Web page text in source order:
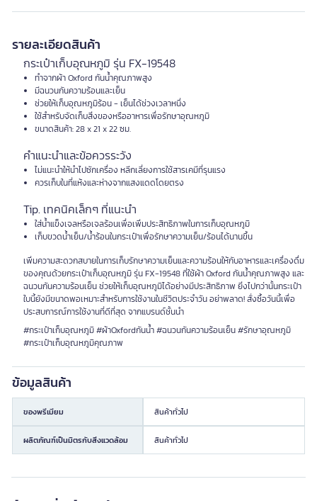
รายละเอียดสินค้า
กระเป๋าเก็บอุณหภูมิ รุ่น FX-19548
ทำจากผ้า Oxford กันน้ำคุณภาพสูง
มีฉนวนกันความร้อนและเย็น
ช่วยให้เก็บอุณหภูมิร้อน - เย็นได้ช่วงเวลาหนึ่ง
ใช้สำหรับจัดเก็บสิ่งของหรืออาหารเพื่อรักษาอุณหภูมิ
ขนาดสินค้า: 28 x 21 x 22 ซม.
คำแนะนำและข้อควรระวัง
ไม่แนะนำให้นำไปซักเครื่อง หลีกเลี่ยงการใช้สารเคมีที่รุนแรง
ควรเก็บในที่แห้งและห่างจากแสงแดดโดยตรง
Tip. เทคนิคเล็กๆ ที่แนะนำ
ใส่น้ำแข็งเจลหรือเจลร้อนเพื่อเพิ่มประสิทธิภาพในการเก็บอุณหภูมิ
เก็บขวดน้ำเย็น/น้ำร้อนในกระเป๋าเพื่อรักษาความเย็น/ร้อนได้นานขึ้น
เพิ่มความสะดวกสบายในการเก็บรักษาความเย็นและความร้อนให้กับอาหารและเครื่องดื่ม
ของคุณด้วยกระเป๋าเก็บอุณหภูมิ รุ่น FX-19548 ที่ใช้ผ้า Oxford กันน้ำคุณภาพสูง และ
ฉนวนกันความร้อนเย็น ช่วยให้เก็บอุณหภูมิได้อย่างมีประสิทธิภาพ ยิ่งไปกว่านั้นกระเป๋า
ใบนี้ยังมีขนาดพอเหมาะสำหรับการใช้งานในชีวิตประจำวัน อย่าพลาด! สั่งซื้อวันนี้เพื่อ
ประสบการณ์การใช้งานที่ดีที่สุด จากแบรนด์ชั้นนำ
#กระเป๋าเก็บอุณหภูมิ #ผ้าOxfordกันน้ำ #ฉนวนกันความร้อนเย็น #รักษาอุณหภูมิ
#กระเป๋าเก็บอุณหภูมิคุณภาพ
ข้อมูลสินค้า
ของพรีเมียม สินค้าทั่วไป
ผลิตภัณฑ์เป็นมิตรกับสิ่งแวดล้อม สินค้าทั่วไป